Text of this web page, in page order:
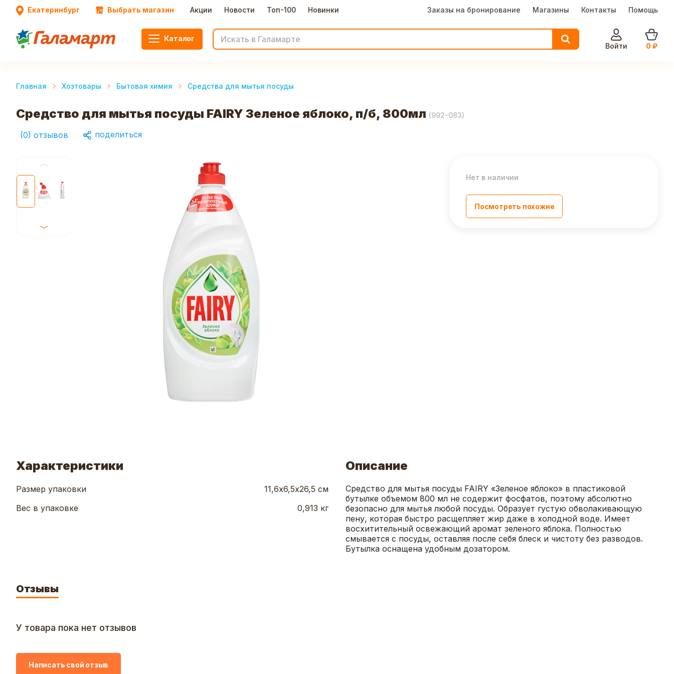
Екатеринбург Выбрать магазин Акции Новости Топ-100 Новинки Заказы на бронирование Магазины Контакты Помощь
Каталог
Войти
0 ₽
Главная Хозтовары Бытовая химия Средства для мытья посуды
Средство для мытья посуды FAIRY Зеленое яблоко, п/б, 800мл (992-083)
(0) отзывов поделиться
Нет в наличии
Посмотреть похожие
Характеристики
Размер упаковки
11,6х6,5х26,5 см
Вес в упаковке
0,913 кг
Описание
Средство для мытья посуды FAIRY «Зеленое яблоко» в пластиковой
бутылке объемом 800 мл не содержит фосфатов, поэтому абсолютно
безопасно для мытья любой посуды. Образует густую обволакивающую
пену, которая быстро расщепляет жир даже в холодной воде. Имеет
восхитительный освежающий аромат зеленого яблока. Полностью
смывается с посуды, оставляя после себя блеск и чистоту без разводов.
Бутылка оснащена удобным дозатором.
Отзывы
У товара пока нет отзывов
Написать свой отзыв